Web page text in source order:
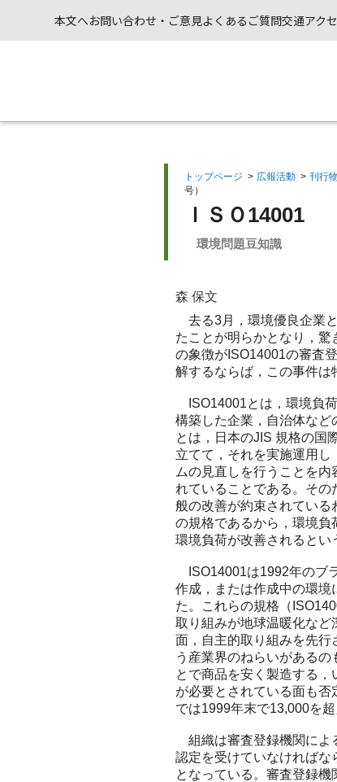
本文へお問い合わせ・ご意見よくあるご質問交通アク
トップページ > 広報活動 > 刊行
号）
ＩＳＯ14001
環境問題豆知識
森 保文
去る3月，環境優良企業
たことが明らかとなり，
の象徴がISO14001の審査
解するならば，この事件は
ISO14001とは，環境負
構築した企業，自治体など
とは，日本のJIS 規格の国
立てて，それを実施運用
ムの見直しを行うことを
れていることである。そ
般の改善が約束されている
の規格であるから，環境負
環境負荷が改善されるとい
ISO14001は1992年のブ
作成，または作成中の環
た。これらの規格（
取り組みが地球温暖化など
面，自主的取り組みを先行
う産業界のねらいがある
とで商品を安く製造する
が必要とされている面も
では1999年末で13,000を
組織は審査登録機関によ
認定を受けていなければな
となっている。審査登録